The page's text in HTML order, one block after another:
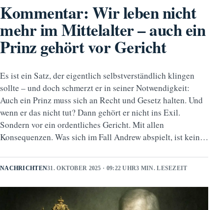
Kommentar: Wir leben nicht
mehr im Mittelalter – auch ein
Prinz gehört vor Gericht
Es ist ein Satz, der eigentlich selbstverständlich klingen
sollte – und doch schmerzt er in seiner Notwendigkeit:
Auch ein Prinz muss sich an Recht und Gesetz halten. Und
wenn er das nicht tut? Dann gehört er nicht ins Exil.
Sondern vor ein ordentliches Gericht. Mit allen
Konsequenzen. Was sich im Fall Andrew abspielt, ist kein…
NACHRICHTEN31. OKTOBER 2025 · 09:22 UHR3 MIN. LESEZEIT